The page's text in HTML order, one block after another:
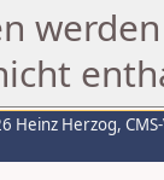
Heinz Herzog,